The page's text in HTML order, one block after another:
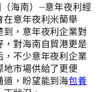
海南）—意年夜利經
意年夜利米蘭舉
，意年夜利企業對
對海南自貿港更是
不少意年夜利企業
市場供給了更便
道，盼望能到海包養